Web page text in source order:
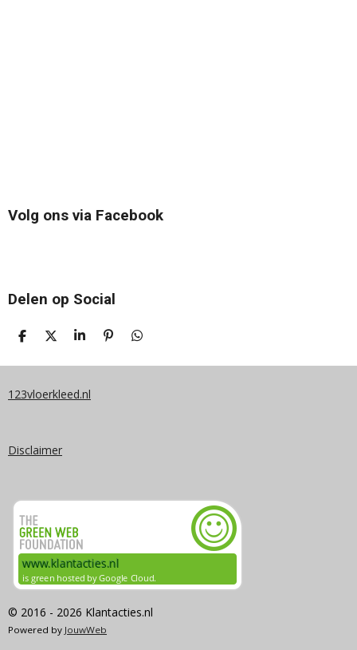
Volg ons via Facebook
Delen op Social
D
L
N
D
E
S
A
E
P
N
D
L
123vloerkleed.nl
Disclaimer
© 2016 - 2026 Klantacties.nl
Powered by JouwWeb